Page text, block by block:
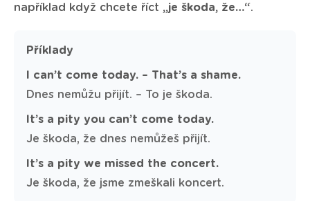
například když chcete říct „je škoda, že…“.
Příklady
I can’t come today. – That’s a shame.
Dnes nemůžu přijít. – To je škoda.
It’s a pity you can’t come today.
Je škoda, že dnes nemůžeš přijít.
It’s a pity we missed the concert.
Je škoda, že jsme zmeškali koncert.